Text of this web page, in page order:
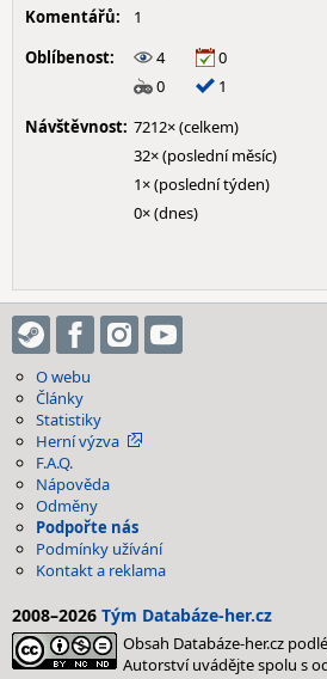
Komentářů:
1
Oblíbenost:
4
0
0
1
Návštěvnost: 7212× (celkem)
32× (poslední měsíc)
1× (poslední týden)
0× (dnes)
O webu
Články
Statistiky
Herní výzva
F.A.Q.
Nápověda
Odměny
Podpořte nás
Podmínky užívání
Kontakt a reklama
2008–2026 Tým Databáze-her.cz
Obsah Databáze-her.cz
Autorství uvádějte spolu s